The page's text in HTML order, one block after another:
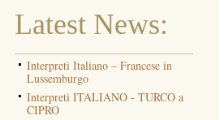
Latest News:
Interpreti Italiano – Francese in
Lussemburgo
Interpreti ITALIANO - TURCO a
CIPRO